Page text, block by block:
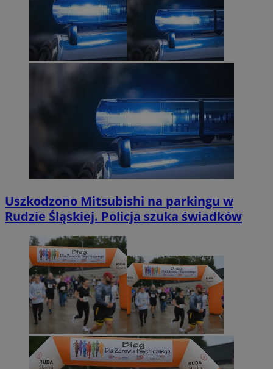
Uszkodzono Mitsubishi na parkingu w
Rudzie Śląskiej. Policja szuka świadków